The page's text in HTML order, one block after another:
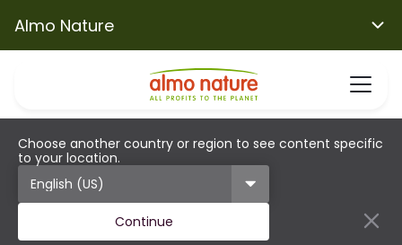
Almo Nature
Choose another country or region to see content specific
to your location.
Continue